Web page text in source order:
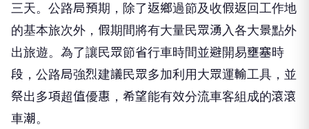
三天。公路局預期，除了返鄉過節及收假返回工作地
的基本旅次外，假期間將有大量民眾湧入各大景點外
出旅遊。為了讓民眾節省行車時間並避開易壅塞時
段，公路局強烈建議民眾多加利用大眾運輸工具，並
祭出多項超值優惠，希望能有效分流車客組成的滾滾
車潮。